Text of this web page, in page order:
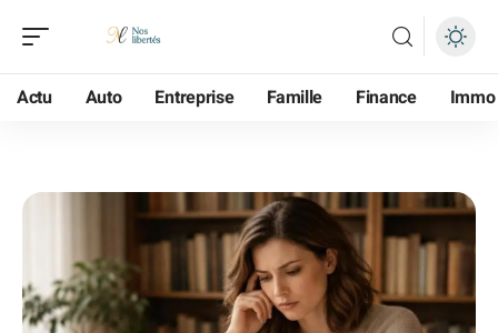
Actu Auto Entreprise Famille Finance Immo